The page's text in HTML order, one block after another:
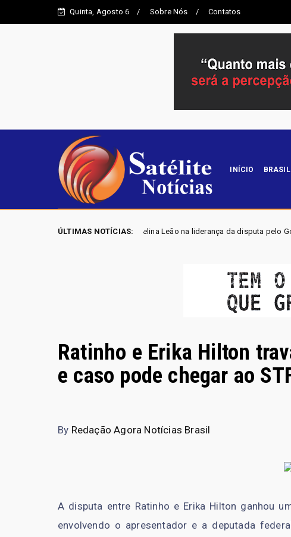
Quinta, Agosto 6 Sobre Nós Contatos
INÍCIO BRASIL
ÚLTIMAS NOTÍCIAS:
pesquisa coloca Celina Leão na liderança da disputa pelo Governo do DF
Ratinho e Erika Hilton
e caso pode chegar ao
By Redação Agora Notícias Brasil
A disputa entre Ratinho e Erika Hilton ganhou
envolvendo o apresentador e a deputada